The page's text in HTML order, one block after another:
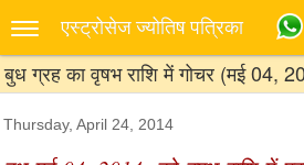
एस्‍ट्रोसेज ज्‍योतिष पत्रिका
बुध ग्रह का वृषभ राशि में गोचर (मई 04,
Thursday, April 24, 2014